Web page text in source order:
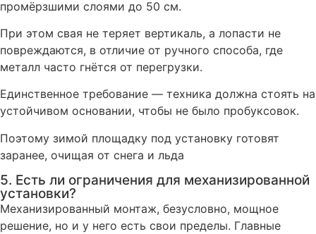
промёрзшими слоями до 50 см.
При этом свая не теряет вертикаль, а лопасти не
повреждаются, в отличие от ручного способа, где
металл часто гнётся от перегрузки.
Единственное требование — техника должна стоять на
устойчивом основании, чтобы не было пробуксовок.
Поэтому зимой площадку под установку готовят
заранее, очищая от снега и льда
5. Есть ли ограничения для механизированной
установки?
Механизированный монтаж, безусловно, мощное
решение, но и у него есть свои пределы. Главные